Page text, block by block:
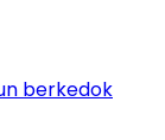
berkedok